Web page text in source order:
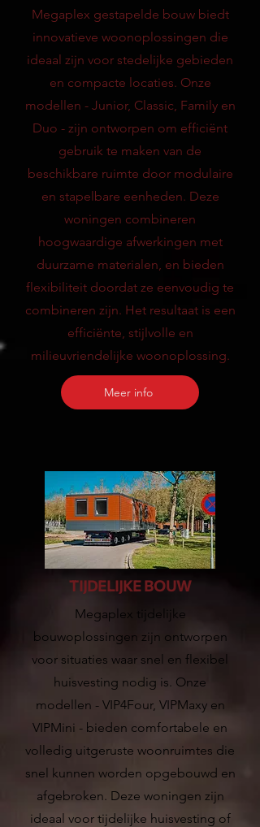
Megaplex gestapelde bouw biedt
innovatieve woonoplossingen die
ideaal zijn voor stedelijke gebieden
en compacte locaties. Onze
modellen - Junior, Classic, Family en
Duo - zijn ontworpen om efficiënt
gebruik te maken van de
beschikbare ruimte door modulaire
en stapelbare eenheden. Deze
woningen combineren
hoogwaardige afwerkingen met
duurzame materialen, en bieden
flexibiliteit doordat ze eenvoudig te
combineren zijn. Het resultaat is een
efficiënte, stijlvolle en
milieuvriendelijke woonoplossing.
Meer info
TIJDELIJKE BOUW
Megaplex tijdelijke
bouwoplossingen zijn ontworpen
voor situaties waar snel en flexibel
huisvesting nodig is. Onze
modellen - VIP4Four, VIPMaxy en
VIPMini - bieden comfortabele en
volledig uitgeruste woonruimtes die
snel kunnen worden opgebouwd en
afgebroken. Deze woningen zijn
ideaal voor tijdelijke huisvesting of